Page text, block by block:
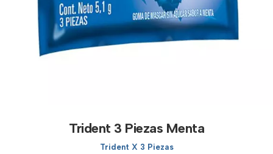
Trident 3 Piezas Menta
Trident X 3 Piezas